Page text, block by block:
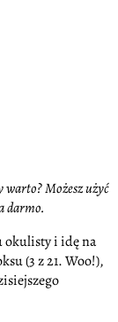
warto? Możesz użyć
darmo.
okulisty i idę na
(3 z 21. Woo!),